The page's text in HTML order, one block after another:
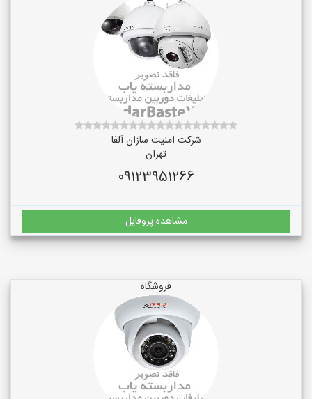
شرکت امنیت سازان آلفا
تهران
09123951266
مشاهده پروفایل
فروشگاه